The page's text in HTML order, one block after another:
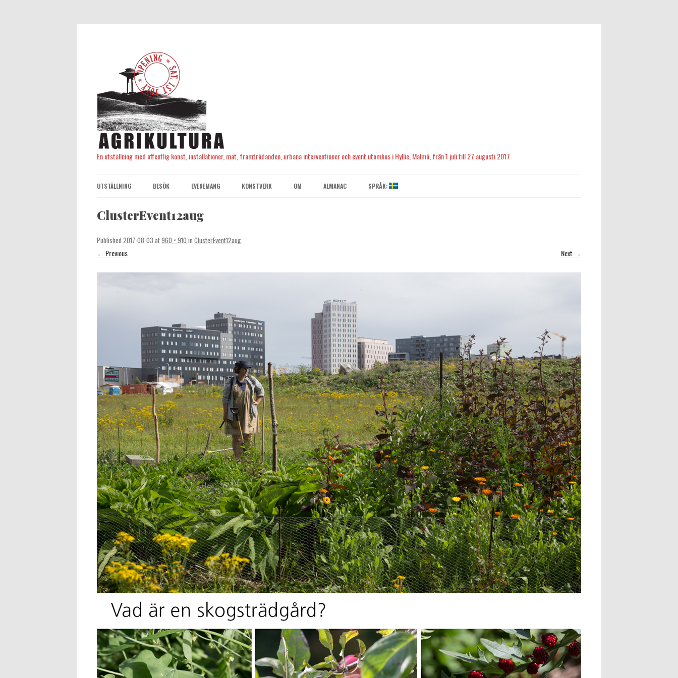
En utställning med offentlig konst, installationer, mat, framträdanden, urbana interventioner och event utomhus i Hyllie, Malmö, från 1 juli till 27 augusti 2017
to
content
UTSTÄLLNING BESÖK EVENEMANG KONSTVERK OM ALMANAC SPRÅK:
ClusterEvent12aug
Published 2017-08-03 at960 × 910 in ClusterEvent12aug.
← Previous Next →